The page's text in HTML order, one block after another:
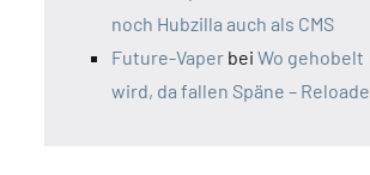
noch Hubzilla auch als CMS
Future-Vaper bei Wo gehobelt
wird, da fallen Späne –